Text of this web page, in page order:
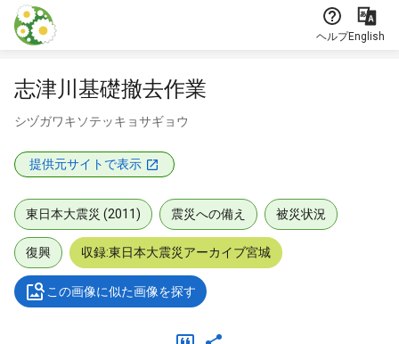
本文に飛ぶ
ヘルプEnglish
志津川基礎撤去作業
シヅガワキソテッキョサギョウ
提供元サイトで表示
東日本大震災 (2011) 震災への備え 被災状況
復興 収録:東日本大震災アーカイブ宮城
この画像に似た画像を探す